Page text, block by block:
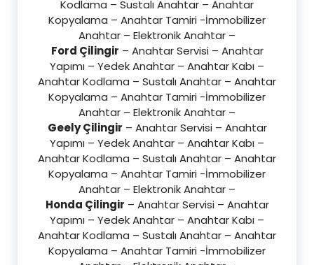
Kodlama – Sustalı Anahtar – Anahtar
Kopyalama – Anahtar Tamiri -İmmobilizer
Anahtar – Elektronik Anahtar –
Ford Çilingir – Anahtar Servisi – Anahtar
Yapımı – Yedek Anahtar – Anahtar Kabı –
Anahtar Kodlama – Sustalı Anahtar – Anahtar
Kopyalama – Anahtar Tamiri -İmmobilizer
Anahtar – Elektronik Anahtar –
Geely Çilingir – Anahtar Servisi – Anahtar
Yapımı – Yedek Anahtar – Anahtar Kabı –
Anahtar Kodlama – Sustalı Anahtar – Anahtar
Kopyalama – Anahtar Tamiri -İmmobilizer
Anahtar – Elektronik Anahtar –
Honda Çilingir – Anahtar Servisi – Anahtar
Yapımı – Yedek Anahtar – Anahtar Kabı –
Anahtar Kodlama – Sustalı Anahtar – Anahtar
Kopyalama – Anahtar Tamiri -İmmobilizer